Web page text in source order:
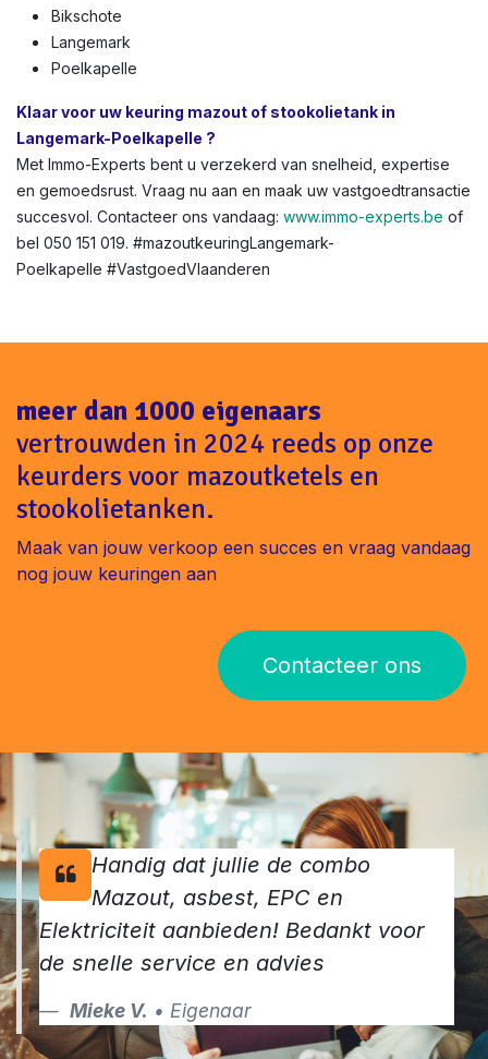
Bikschote
Langemark
Poelkapelle
Klaar voor uw keuring mazout of stookolietank in
Langemark-Poelkapelle ?
Met Immo-Experts bent u verzekerd van snelheid, expertise
en gemoedsrust. Vraag nu aan en maak uw vastgoedtransactie
succesvol. Contacteer ons vandaag: www.immo-experts.be of
bel 050 151 019. #mazoutkeuringLangemark-
Poelkapelle #VastgoedVlaanderen
meer dan 1000 eigenaars
vertrouwden in 2024 reeds op onze
keurders voor mazoutketels en
stookolietanken.
Maak van jouw verkoop een succes en vraag vandaag
nog jouw keuringen aan
Contacteer ons
Handig dat jullie de combo
Mazout, asbest, EPC en
Elektriciteit aanbieden! Bedankt voor
de snelle service en advies
Mieke V. • Eigenaar